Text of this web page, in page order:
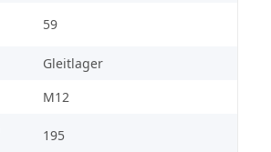
59
Gleitlager
M12
195